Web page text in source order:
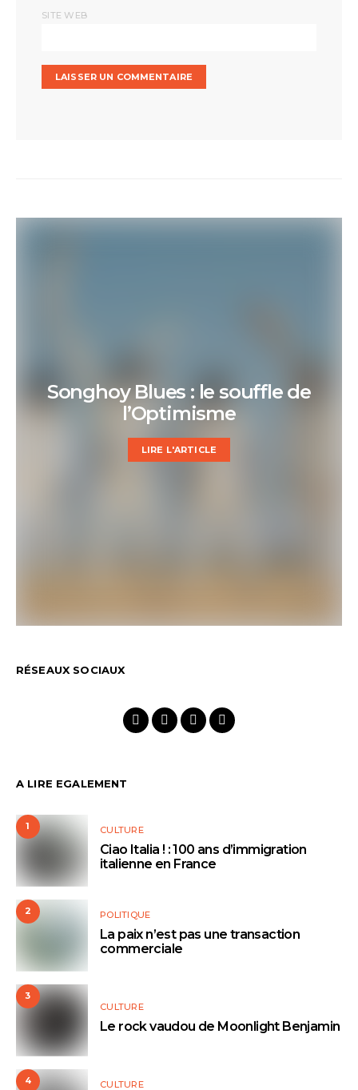
SITE WEB
Songhoy Blues : le souffle de
l’Optimisme
LIRE L'ARTICLE
RÉSEAUX SOCIAUX
A LIRE EGALEMENT
1 CULTURE
Ciao Italia ! : 100 ans d’immigration
italienne en France
2 POLITIQUE
La paix n’est pas une transaction
commerciale
3
CULTURE
Le rock vaudou de Moonlight Benjamin
4 CULTURE